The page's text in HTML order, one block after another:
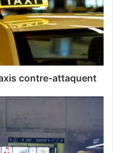
contre-attaquent